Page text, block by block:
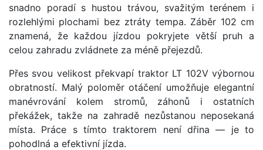
snadno poradí s hustou trávou, svažitým terénem i
rozlehlými plochami bez ztráty tempa. Záběr 102 cm
znamená, že každou jízdou pokryjete větší pruh a
celou zahradu zvládnete za méně přejezdů.
Přes svou velikost překvapí traktor LT 102V výbornou
obratností. Malý poloměr otáčení umožňuje elegantní
manévrování kolem stromů, záhonů i ostatních
překážek, takže na zahradě nezůstanou neposekaná
místa. Práce s tímto traktorem není dřina — je to
pohodlná a efektivní jízda.